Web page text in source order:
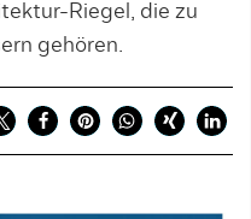
Riegel, die zu
gehören.